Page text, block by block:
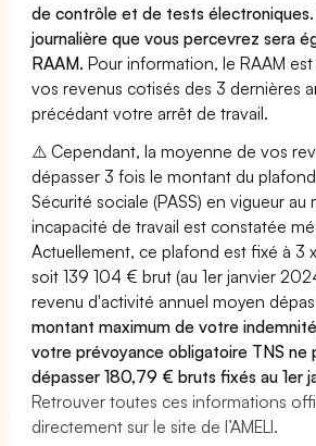
de contrôle et de tests électroniques.
journalière que vous percevrez sera
RAAM. Pour information, le RAAM
vos revenus cotisés des 3 dernières
précédant votre arrêt de travail.
⚠️ Cependant, la moyenne de vos
dépasser 3 fois le montant du
Sécurité sociale (PASS) en vigueur
incapacité de travail est constatée
Actuellement, ce plafond est fixé à 3
soit 139 104 € brut (au 1er janvier
revenu d'activité annuel moyen
montant maximum de votre
votre prévoyance obligatoire TNS ne
dépasser 180,79 € bruts fixés au 1er
Retrouver toutes ces informations
directement sur le site de l’AMELI.